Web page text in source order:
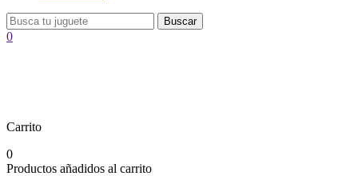
Buscar
0
Carrito
0
Productos añadidos al carrito